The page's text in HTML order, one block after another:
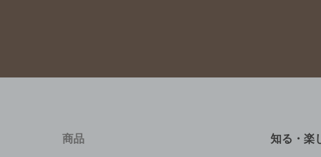
商品 知る・楽